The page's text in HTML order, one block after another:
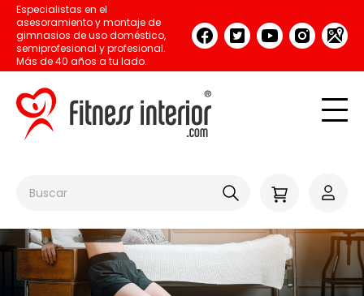
Especialistas en el
asesoramiento y montaje de
gimnasios de uso doméstico,
semiprofesional y profesional.
Más de 40 años a tu lado.